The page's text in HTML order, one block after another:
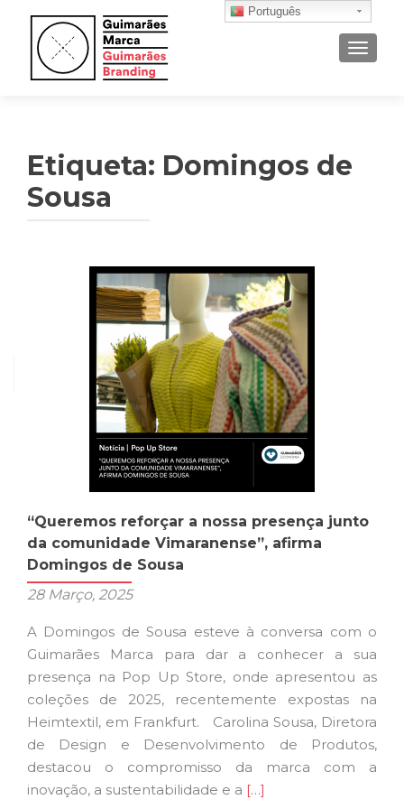
Etiqueta: Domingos de
Sousa
“Queremos reforçar a nossa presença junto
da comunidade Vimaranense”, afirma
Domingos de Sousa
28 Março, 2025
A Domingos de Sousa esteve à conversa com o
Guimarães Marca para dar a conhecer a sua
presença na Pop Up Store, onde apresentou as
coleções de 2025, recentemente expostas na
Heimtextil, em Frankfurt. Carolina Sousa, Diretora
de Design e Desenvolvimento de Produtos,
destacou o compromisso da marca com a
inovação, a sustentabilidade e a Ler
[…]
Português